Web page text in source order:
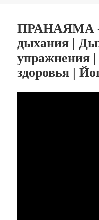
ПРАНАЯМА
дыхания |
упражнения
здоровья |